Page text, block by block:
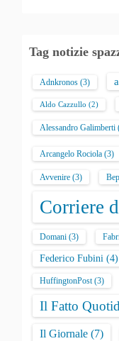
Tag notizie
Adnkronos (3)
Aldo Cazzullo (2)
Alessandro Galimberti
Arcangelo Rociola (3)
Avvenire (3)
Corriere
Domani (3)
Federico Fubini (4)
HuffingtonPost(3)
Il Fatto
Il Giornale (7)